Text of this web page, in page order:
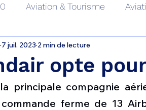
Aviation & Tourisme
Livres Drones aériens
Avionique & pilotage
opte pour
7 juil. 2023 2 min de lecture
principale compagnie
ferme de 13